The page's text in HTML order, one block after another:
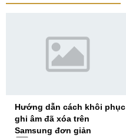
Hướng dẫn cách khôi phục
ghi âm đã xóa trên
Samsung đơn giản